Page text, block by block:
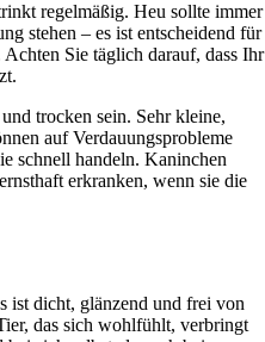
regelmäßig. Heu sollte immer
stehen – es ist entscheidend für
Sie täglich darauf, dass Ihr
trocken sein. Sehr kleine,
auf Verdauungsprobleme
schnell handeln. Kaninchen
erkranken, wenn sie die
ist dicht, glänzend und frei von
das sich wohlfühlt, verbringt